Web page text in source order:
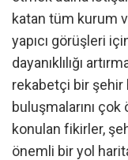
katan tüm kurum
yapıcı görüşleri
dayanıklılığı
rekabetçi bir
buluşmalarını
konulan fikirler,
önemli bir yol